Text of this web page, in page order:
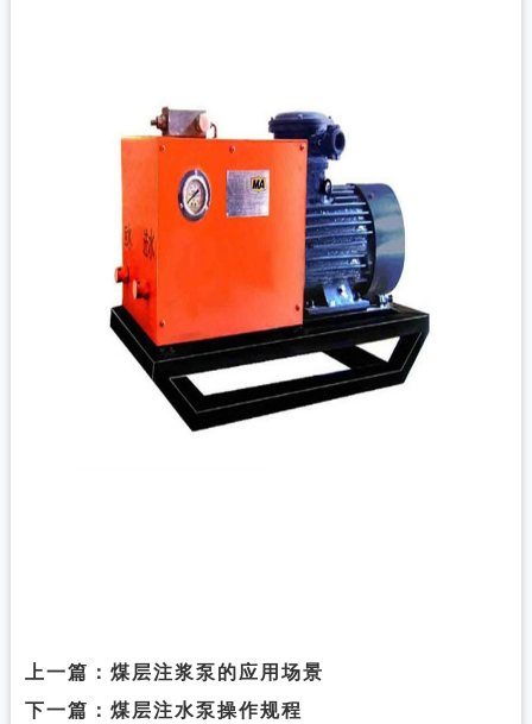
上一篇： 煤层注浆泵的应用场景
下一篇： 煤层注水泵操作规程